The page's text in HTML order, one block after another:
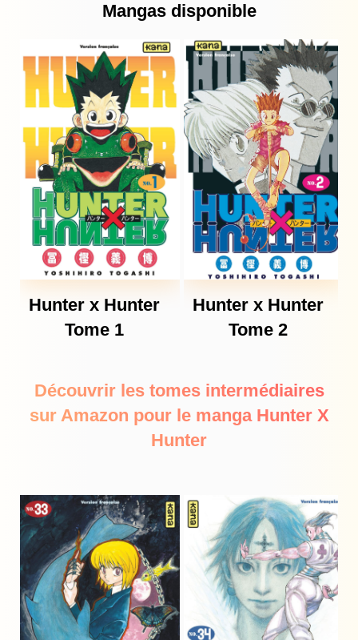
Mangas disponible
Hunter x Hunter
Tome 1
Hunter x Hunter
Tome 2
Découvrir les tomes intermédiaires
sur Amazon pour le manga Hunter X
Hunter